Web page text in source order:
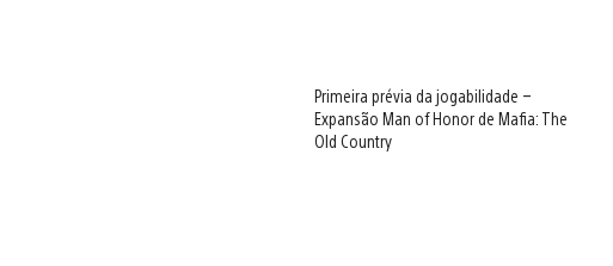
Primeira prévia da jogabilidade –
Expansão Man of Honor de Mafia: The
Old Country